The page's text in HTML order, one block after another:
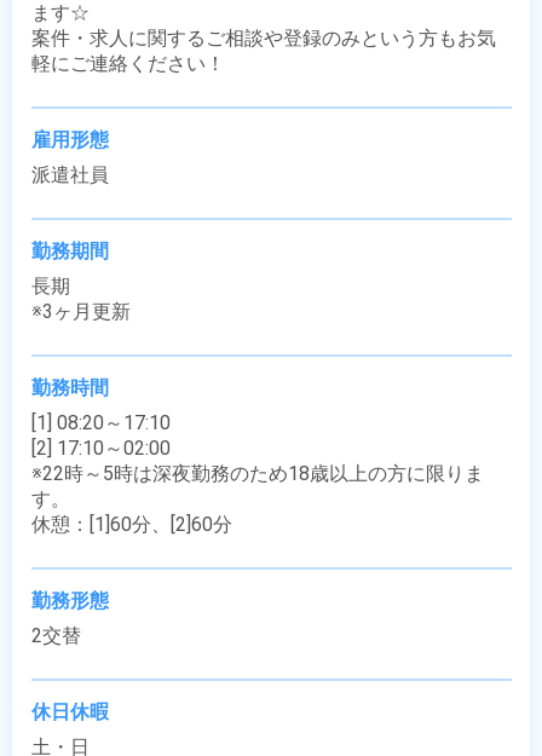
ます☆
案件・求人に関するご相談や登録のみという方もお気
軽にご連絡ください！
雇用形態
派遣社員
勤務期間
長期
※3ヶ月更新
勤務時間
[1] 08:20～17:10
[2] 17:10～02:00
※22時～5時は深夜勤務のため18歳以上の方に限りま
す。
休憩：[1]60分、[2]60分
勤務形態
2交替
休日休暇
土・日